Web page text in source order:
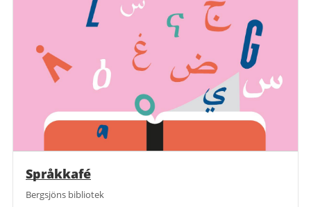
Språkkafé
Bergsjöns bibliotek